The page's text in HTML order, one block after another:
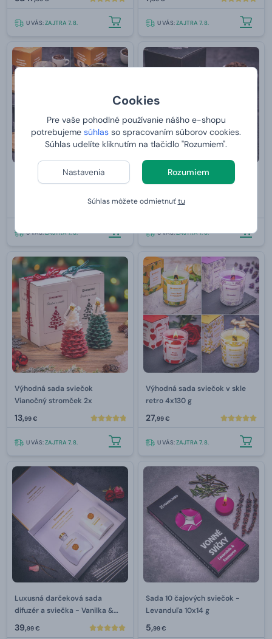
Cookies
Pre vaše pohodlné používanie nášho e-shopu
potrebujeme súhlas so spracovaním súborov cookies.
Súhlas udelíte kliknutím na tlačidlo "Rozumiem".
Nastavenia Rozumiem
Súhlas môžete odmietnuťtu
U VÁS:ZAJTRA 7. 8. U VÁS:ZAJTRA 7. 8.
Výhodná sada sviečok 2v1 v
U VÁS:ZAJTRA 7. 8.
2v1 Sviečka v cestovnom
káva 230 g
U VÁS:ZAJTRA 7. 8.
Výhodná sada sviečok
Vianočný stromček 2x
13,99 €
U VÁS:ZAJTRA 7. 8.
Výhodná sada sviečok v skle
retro 4x130 g
27,99 €
U VÁS:ZAJTRA 7. 8.
Luxusná darčeková sada
difuzér a sviečka - Vanilka &
Ruže
39,99 €
Sada 10 čajových sviečok -
Levanduľa 10x14 g
5,99 €